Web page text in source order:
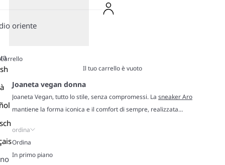
oriente
Carrello
Il tuo carrello è vuoto
Joaneta vegan donna
Joaneta Vegan, tutto lo stile, senza compromessi. La sneaker Aro
mantiene la forma iconica e il comfort di sempre, realizzata
una comoda vestibilità la rendono facile da indossare e abbinare,
pronta ad accompagnarti in ogni momento della giornata. Dai toni retrò
ai neutri moderni, Joaneta Vegan dimostra che è possibile unire stile,
ordina
Ordina
In primo piano